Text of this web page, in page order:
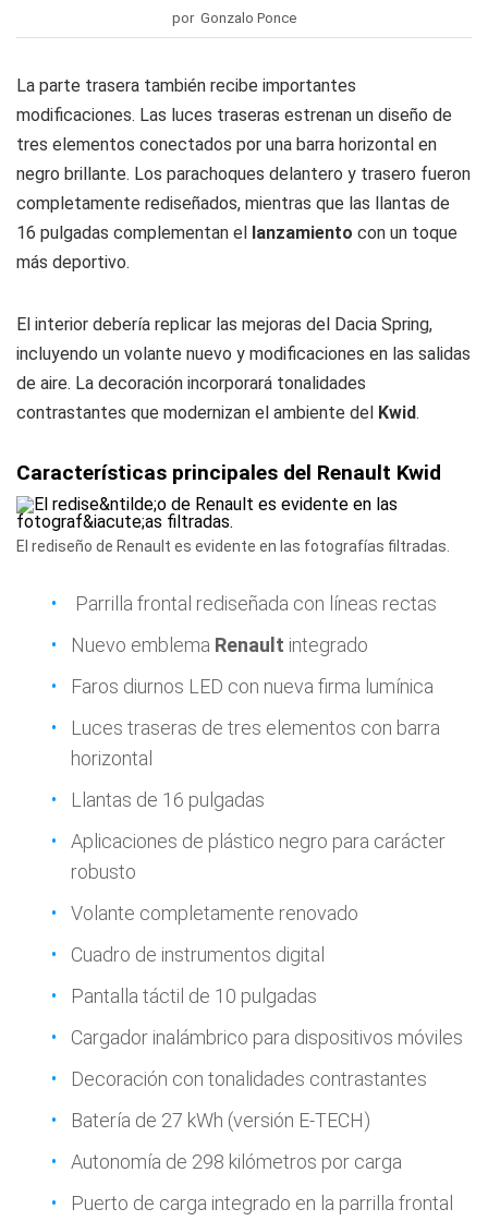
por Gonzalo Ponce
La parte trasera también recibe importantes
modificaciones. Las luces traseras estrenan un diseño de
tres elementos conectados por una barra horizontal en
negro brillante. Los parachoques delantero y trasero fueron
completamente rediseñados, mientras que las llantas de
16 pulgadas complementan el lanzamiento con un toque
más deportivo.
El interior debería replicar las mejoras del Dacia Spring,
incluyendo un volante nuevo y modificaciones en las salidas
de aire. La decoración incorporará tonalidades
contrastantes que modernizan el ambiente del Kwid.
Características principales del Renault Kwid
El rediseño de Renault es evidente en las fotografías filtradas.
Parrilla frontal rediseñada con líneas rectas
Nuevo emblema Renault integrado
Faros diurnos LED con nueva firma lumínica
Luces traseras de tres elementos con barra
horizontal
Llantas de 16 pulgadas
Aplicaciones de plástico negro para carácter
robusto
Volante completamente renovado
Cuadro de instrumentos digital
Pantalla táctil de 10 pulgadas
Cargador inalámbrico para dispositivos móviles
Decoración con tonalidades contrastantes
Batería de 27 kWh (versión E-TECH)
Autonomía de 298 kilómetros por carga
Puerto de carga integrado en la parrilla frontal